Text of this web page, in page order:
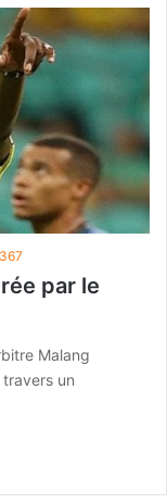
par le
Malang
travers un